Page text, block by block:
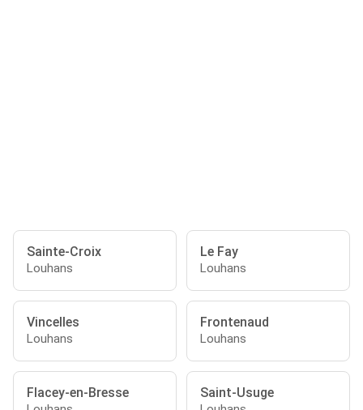
Sainte-Croix
Louhans
Le Fay
Louhans
Vincelles
Louhans
Frontenaud
Louhans
Flacey-en-Bresse Saint-Usuge